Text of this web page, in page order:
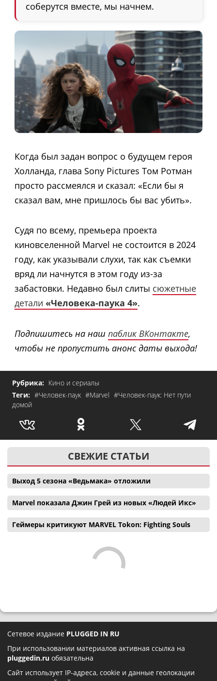
соберутся вместе, мы начнем.
Когда был задан вопрос о будущем героя
Холланда, глава Sony Pictures Том Ротман
просто рассмеялся и сказал: «Если бы я
сказал вам, мне пришлось бы вас убить».
Судя по всему, премьера проекта
киновселенной Marvel не состоится в 2024
году, как указывали слухи, так как съемки
вряд ли начнутся в этом году из-за
забастовки. Недавно был слиты сюжетные
детали «Человека-паука 4».
Подпишитесь на наш паблик ВКонтакте,
чтобы не пропустить анонс даты выхода!
Рубрика: Кино и сериалы
Теги: #Человек-паук #Marvel #Человек-паук: Нет пути
домой
СВЕЖИЕ СТАТЬИ
Выход 5 сезона «Ведьмака» отложили
Marvel показала Джин Грей из новых «Людей Икс»
Геймеры критикуют MARVEL Tokon: Fighting Souls
Сетевое издание PLUGGED IN RU
При использовании материалов активная ссылка на
pluggedin.ru обязательна
Сайт использует IP-адреса, cookie и данные геолокации